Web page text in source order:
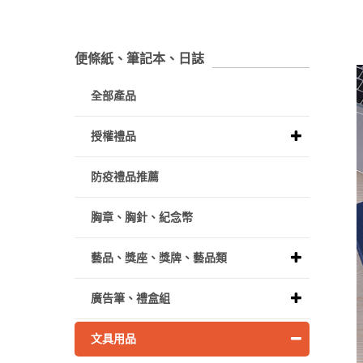
便條紙、筆記本、日誌
全部產品
授權禮品
防疫禮品推薦
胸章、胸針、紀念幣
藝品、獎座、獎牌、藝品類
廣告筆、禮盒組
文具用品